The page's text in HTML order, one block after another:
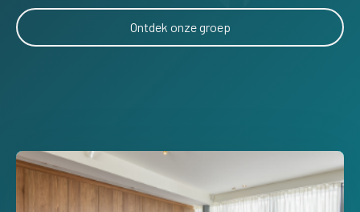
Ontdek onze groep